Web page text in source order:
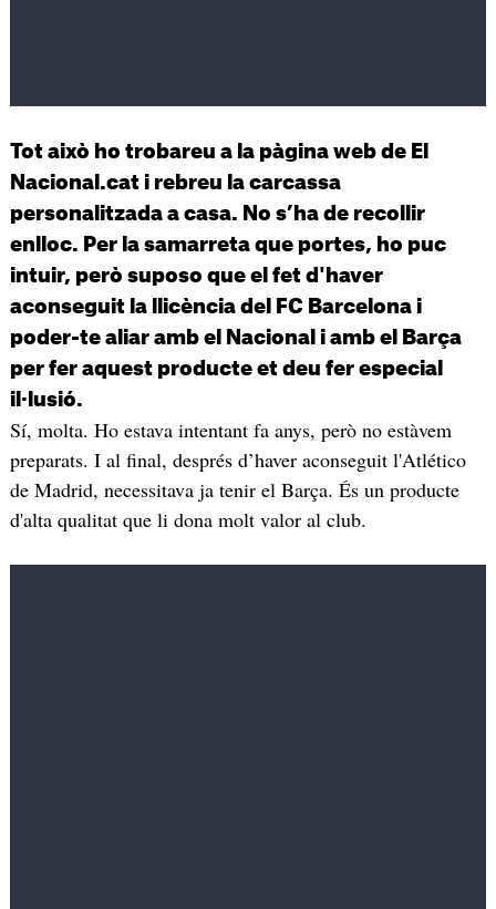
Tot això ho trobareu a la pàgina web de El
Nacional.cat i rebreu la carcassa
personalitzada a casa. No s’ha de recollir
enlloc. Per la samarreta que portes, ho puc
intuir, però suposo que el fet d'haver
aconseguit la llicència del FC Barcelona i
poder-te aliar amb el Nacional i amb el Barça
per fer aquest producte et deu fer especial
il·lusió.
Sí, molta. Ho estava intentant fa anys, però no estàvem
preparats. I al final, després d’haver aconseguit l'Atlético
de Madrid, necessitava ja tenir el Barça. És un producte
d'alta qualitat que li dona molt valor al club.